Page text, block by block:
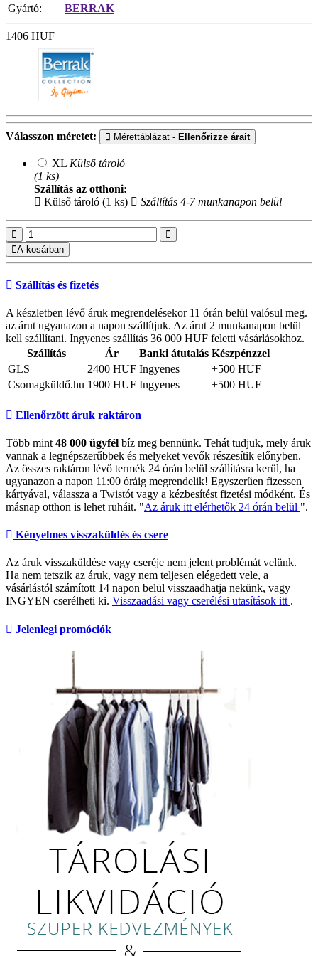
Gyártó:
BERRAK
1406 HUF
Válasszon méretet: Mérettáblázat - Ellenőrizze árait
XL Külső tároló
(1 ks)
Szállítás az otthoni:
Külső tároló (1 ks)
Szállítás 4-7 munkanapon belül
A kosárban
Szállítás és fizetés
A készletben lévő áruk megrendelésekor 11 órán belül valósul meg.
az árut ugyanazon a napon szállítjuk. Az árut 2 munkanapon belül
kell szállítani. Ingyenes szállítás 36 000 HUF feletti vásárlásokhoz.
Szállítás
Ár Banki átutalás Készpénzzel
GLS
2400 HUF Ingyenes
+500 HUF
Csomagküldő.hu 1900 HUF Ingyenes +500 HUF
Ellenőrzött áruk raktáron
Több mint 48 000 ügyfél bíz meg bennünk. Tehát tudjuk, mely áruk
vannak a legnépszerűbbek és melyeket vevők részesítik előnyben.
Az összes raktáron lévő termék 24 órán belül szállításra kerül, ha
ugyanazon a napon 11:00 óráig megrendelik! Egyszerűen fizessen
kártyával, válassza a Twistót vagy a kézbesítést fizetési módként. És
másnap otthon is lehet ruháit. "Az áruk itt elérhetők 24 órán belül ".
Kényelmes visszaküldés és csere
Az áruk visszaküldése vagy cseréje nem jelent problémát velünk.
Ha nem tetszik az áruk, vagy nem teljesen elégedett vele, a
vásárlástól számított 14 napon belül visszaadhatja nekünk, vagy
INGYEN cserélheti ki. Visszaadási vagy cserélési utasítások itt .
Jelenlegi promóciók